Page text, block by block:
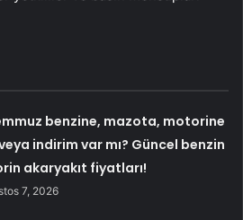
benzine, mazota, motorine
indirim var mı? Güncel benzin
akaryakıt fiyatları!
7, 2026